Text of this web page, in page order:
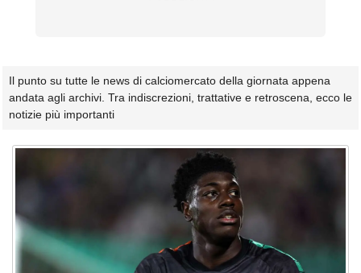
Il punto su tutte le news di calciomercato della giornata appena
andata agli archivi. Tra indiscrezioni, trattative e retroscena, ecco le
notizie più importanti